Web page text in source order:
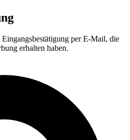
per E-Mail, die
erhalten haben.